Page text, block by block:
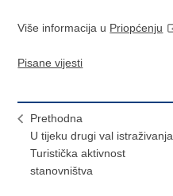
Više informacija u Priopćenju
Pisane vijesti
Prethodna
U tijeku drugi val istraživanja
Turistička aktivnost
stanovništva